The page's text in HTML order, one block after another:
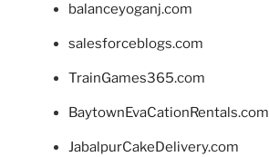
balanceyoganj.com
salesforceblogs.com
TrainGames365.com
BaytownEvaCationRentals.com
JabalpurCakeDelivery.com